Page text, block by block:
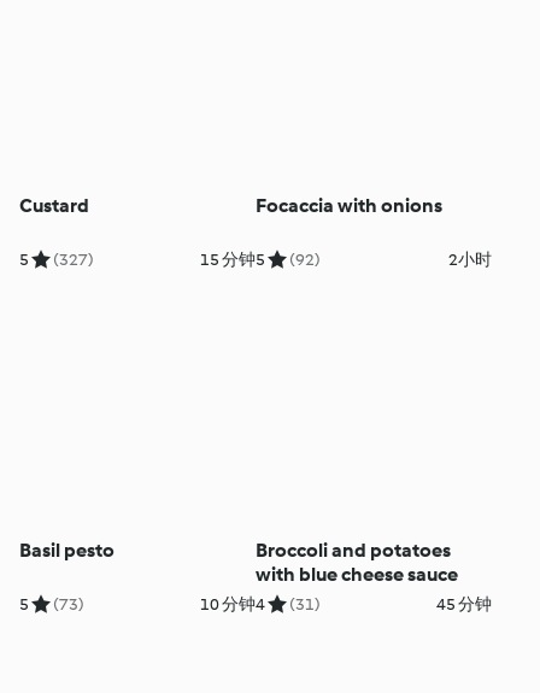
Custard
5 (327) 15 分钟
Focaccia with onions
5 (92) 2小时
Basil pesto
5 (73) 10 分钟
Broccoli and potatoes
with blue cheese sauce
4 (31) 45 分钟